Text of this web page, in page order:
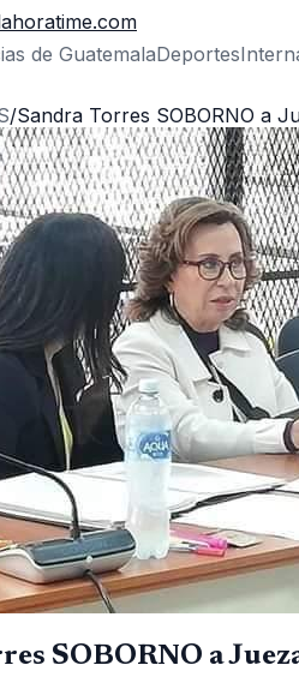
de GuatemalaDeportes
/Sandra Torres SOBORNO a
SOBORNO a